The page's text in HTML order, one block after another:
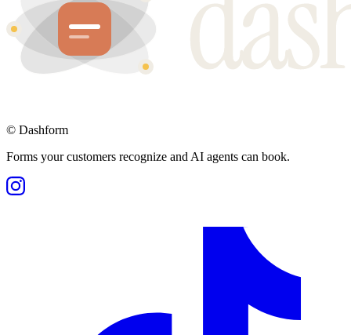
© Dashform
Forms your customers recognize and AI agents can book.